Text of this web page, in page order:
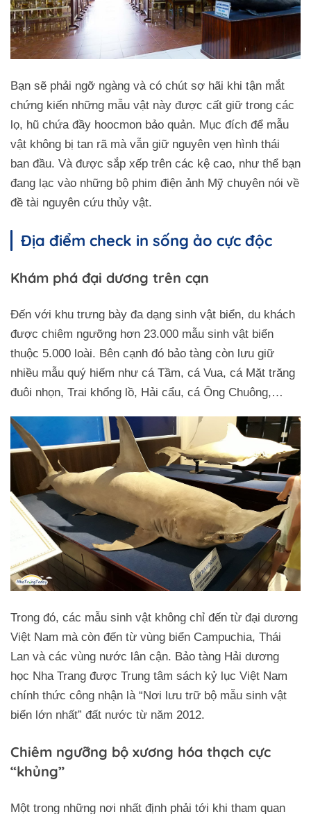
Bạn sẽ phải ngỡ ngàng và có chút sợ hãi khi tận mắt
chứng kiến những mẫu vật này được cất giữ trong các
lọ, hũ chứa đầy hoocmon bảo quản. Mục đích để mẫu
vật không bị tan rã mà vẫn giữ nguyên vẹn hình thái
ban đầu. Và được sắp xếp trên các kệ cao, như thể bạn
đang lạc vào những bộ phim điện ảnh Mỹ chuyên nói về
đề tài nguyên cứu thủy vật.
Địa điểm check in sống ảo cực độc
Khám phá đại dương trên cạn
Đến với khu trưng bày đa dạng sinh vật biển, du khách
được chiêm ngưỡng hơn 23.000 mẫu sinh vật biển
thuộc 5.000 loài. Bên cạnh đó bảo tàng còn lưu giữ
nhiều mẫu quý hiếm như cá Tầm, cá Vua, cá Mặt trăng
đuôi nhọn, Trai khổng lồ, Hải cẩu, cá Ông Chuông,…
Trong đó, các mẫu sinh vật không chỉ đến từ đại dương
Việt Nam mà còn đến từ vùng biển Campuchia, Thái
Lan và các vùng nước lân cận. Bảo tàng Hải dương
học Nha Trang được Trung tâm sách kỷ lục Việt Nam
chính thức công nhận là “Nơi lưu trữ bộ mẫu sinh vật
biển lớn nhất” đất nước từ năm 2012.
Chiêm ngưỡng bộ xương hóa thạch cực
“khủng”
Một trong những nơi nhất định phải tới khi tham quan